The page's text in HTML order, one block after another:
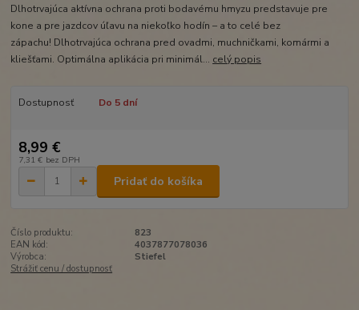
Dlhotrvajúca aktívna ochrana proti bodavému hmyzu predstavuje pre
kone a pre jazdcov úľavu na niekoľko hodín – a to celé bez
zápachu! Dlhotrvajúca ochrana pred ovadmi, muchničkami, komármi a
kliešťami. Optimálna aplikácia pri minimál... celý popis
Dostupnosť Do 5 dní
8,99 €
7,31 € bez DPH
Pridať do košíka
Číslo produktu:
823
EAN kód:
4037877078036
Výrobca:
Stiefel
Strážiť cenu / dostupnosť